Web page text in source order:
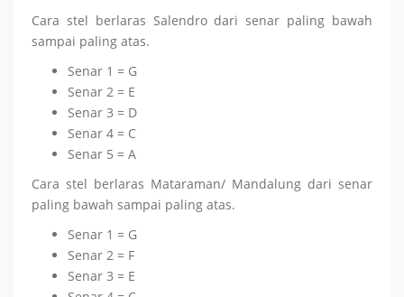
Cara stel berlaras Salendro dari senar paling bawah
sampai paling atas.
Senar 1 = G
Senar 2 = E
Senar 3 = D
Senar 4 = C
Senar 5 = A
Cara stel berlaras Mataraman/ Mandalung dari senar
paling bawah sampai paling atas.
Senar 1 = G
Senar 2 = F
Senar 3 = E